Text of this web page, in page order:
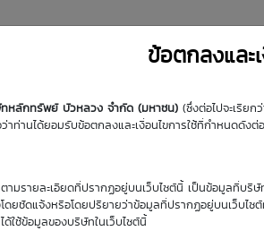
ข้อตกลงและ
หลักทรัพย์ บัวหลวง จำกัด (มหาชน) (ซึ่งต่อไปจะเรียก
ท่านได้ยอมรับข้อตกลงและเงื่อนไขการใช้ที่กำหนดดังต่
มรายละเอียดที่ปรากฏอยู่บนเว็บไซต์นี้ เป็นข้อมูลที่บ
ยชัดแจ้งหรือโดยปริยายว่าข้อมูลที่ปรากฏอยู่บนเว็บ
ใช้ข้อมูลของบริษัทในเว็บไซต์นี้
My DW Highlight DW มุมคว